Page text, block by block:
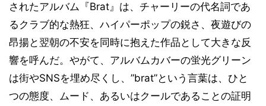
されたアルバム『Brat』は、チャーリーの代名詞であ
るクラブ的な熱狂、ハイパーポップの鋭さ、夜遊びの
昂揚と翌朝の不安を同時に抱えた作品として大きな反
響を呼んだ。やがて、アルバムカバーの蛍光グリーン
は街やSNSを埋め尽くし、”brat”という言葉は、ひと
つの態度、ムード、あるいはクールであることの証明